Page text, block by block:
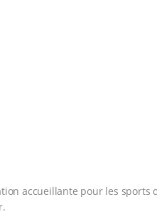
accueillante pour les sports